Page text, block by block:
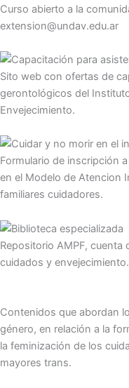
Curso abierto a la
extension@undav.edu.ar
Sito web con ofertas de
gerontológicos del
Envejecimiento.
Formulario de inscripción
en el Modelo de Atencion
familiares cuidadores.
Repositorio AMPF,
cuidados y envejecimiento.
Contenidos que abordan
género, en relación a la
la feminización de los
mayores trans.